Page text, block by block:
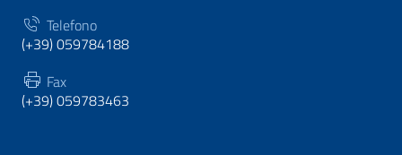
Telefono
(+39) 059784188
Fax
(+39) 059783463